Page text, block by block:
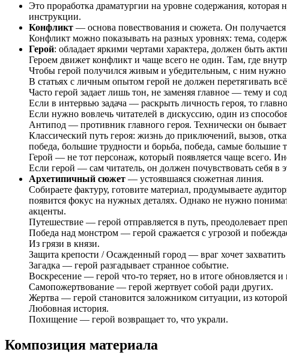
Это проработка драматургии на уровне содержания,
инструкции.
Конфликт — основа повествования и сюжета. Он
Конфликт можно показывать на разных уровнях: тема,
Герой: обладает яркими чертами характера, должен быть
Героем движет конфликт и чаще всего не один. Там, где
Чтобы герой получился живым и убедительным, с ним нужно
В статьях с личным опытом герой не должен перетягивать
Часто герой задает лишь тон, не заменяя главное — тему и
Если в интервью задача — раскрыть личность героя, то
Если нужно вовлечь читателей в дискуссию, один из
Антипод — противник главного героя. Технически он
Классический путь героя: жизнь до приключений, вызов,
победа, большие трудности и борьба, победа, самые
Герой — не тот персонаж, который появляется чаще всего.
Если герой — сам читатель, он должен почувствовать себя в
Архетипичный сюжет — устоявшаяся сюжетная линия.
Собираете фактуру, готовите материал, продумываете
появится фокус на нужных деталях. Однако не нужно
акценты.
Путешествие — герой отправляется в путь, преодолевает
Победа над монстром — герой сражается с угрозой и
Из грязи в князи.
Защита крепости / Осажденный город — враг хочет
Загадка — герой разгадывает странное событие.
Воскресение — герой что-то теряет, но в итоге обновляется
Самопожертвование — герой жертвует собой ради других.
Жертва — герой становится заложником ситуации, из
Любовная история.
Похищение — герой возвращает то, что украли.
Композиция материала